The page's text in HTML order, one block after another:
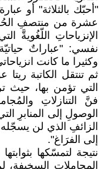
"أحبّك بالثلاثة" أو
عشرة من منتصفِ
الإنزياحاتِ اللّغُويةَّ
نفسي: "عباراتٌ
وكثيرا ما كانت
ثم تنتقل الكاتبة ريتا
التي تؤمن بها، حيث
فنَّ التنازلاتِ
الوصولِ إلى المنابرِ
الزائفِ الذي لن يسجّله
إلى الفرَاغ".
نتيجة لتمسّكها
المجاملات السخيفة،